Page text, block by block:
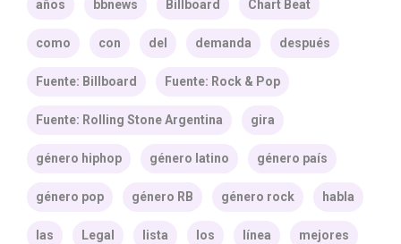
años bbnews Billboard Chart Beat
como con del demanda después
Fuente: Billboard Fuente: Rock & Pop
Fuente: Rolling Stone Argentina gira
género hiphop género latino género país
género pop género RB género rock habla
las Legal lista los línea mejores